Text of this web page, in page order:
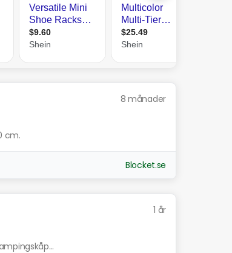
8 månader
cm.
Blocket.se
1 år